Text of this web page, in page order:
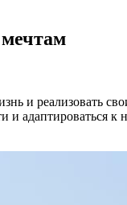
реализовать
и